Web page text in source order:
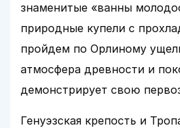
знаменитые «ванны
природные купели с
пройдем по Орлиному
атмосфера древности и
демонстрирует свою
Генуэзская крепость и